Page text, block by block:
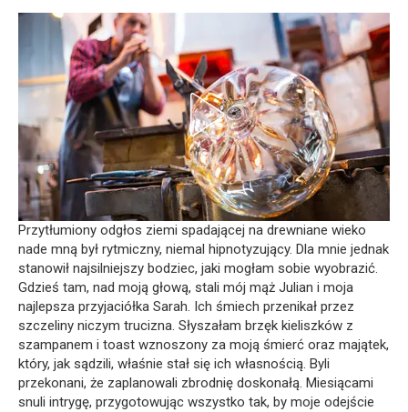
Przytłumiony odgłos ziemi spadającej na drewniane wieko
nade mną był rytmiczny, niemal hipnotyzujący. Dla mnie jednak
stanowił najsilniejszy bodziec, jaki mogłam sobie wyobrazić.
Gdzieś tam, nad moją głową, stali mój mąż Julian i moja
najlepsza przyjaciółka Sarah. Ich śmiech przenikał przez
szczeliny niczym trucizna. Słyszałam brzęk kieliszków z
szampanem i toast wznoszony za moją śmierć oraz majątek,
który, jak sądzili, właśnie stał się ich własnością. Byli
przekonani, że zaplanowali zbrodnię doskonałą. Miesiącami
snuli intrygę, przygotowując wszystko tak, by moje odejście